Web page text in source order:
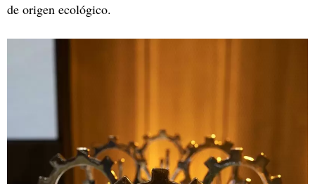
de origen ecológico.